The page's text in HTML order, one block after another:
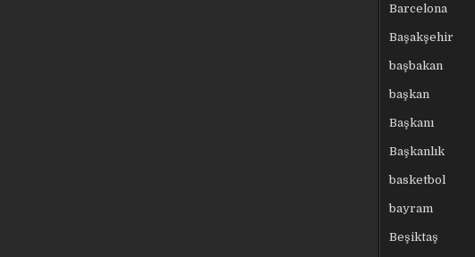
Barcelona
Başakşehir
başbakan
başkan
Başkanı
Başkanlık
basketbol
bayram
Beşiktaş